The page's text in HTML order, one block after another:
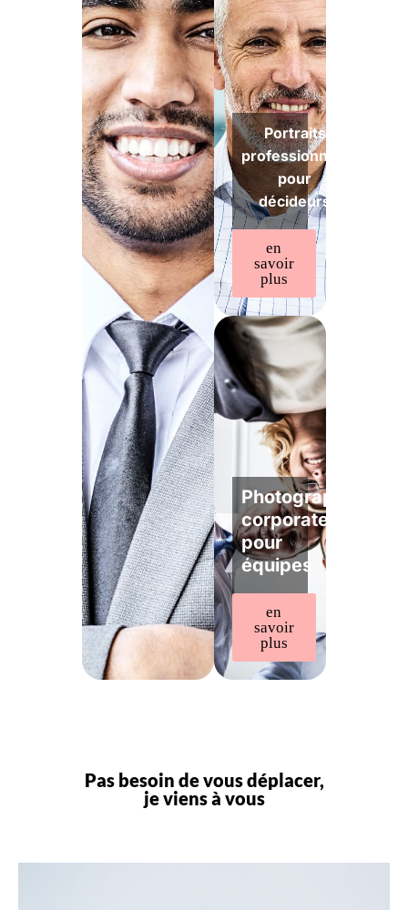
Portraits
professionnels
pour
décideurs
en
savoir
plus
Photographe
corporate
pour
équipes
en
savoir
plus
Pas besoin de vous déplacer,
je viens à vous